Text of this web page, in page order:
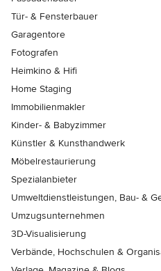
Tür- & Fensterbauer
Garagentore
Fotografen
Heimkino & Hifi
Home Staging
Immobilienmakler
Kinder- & Babyzimmer
Künstler & Kunsthandwerk
Möbelrestaurierung
Spezialanbieter
Umweltdienstleistungen, Bau- &
Umzugsunternehmen
3D-Visualisierung
Verbände, Hochschulen &